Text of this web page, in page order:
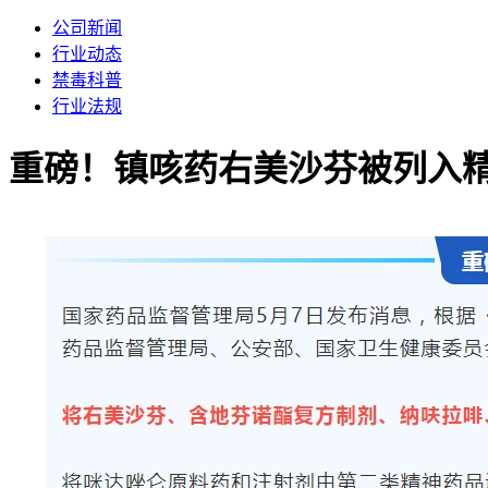
公司新闻
行业动态
禁毒科普
行业法规
重磅！镇咳药右美沙芬被列入